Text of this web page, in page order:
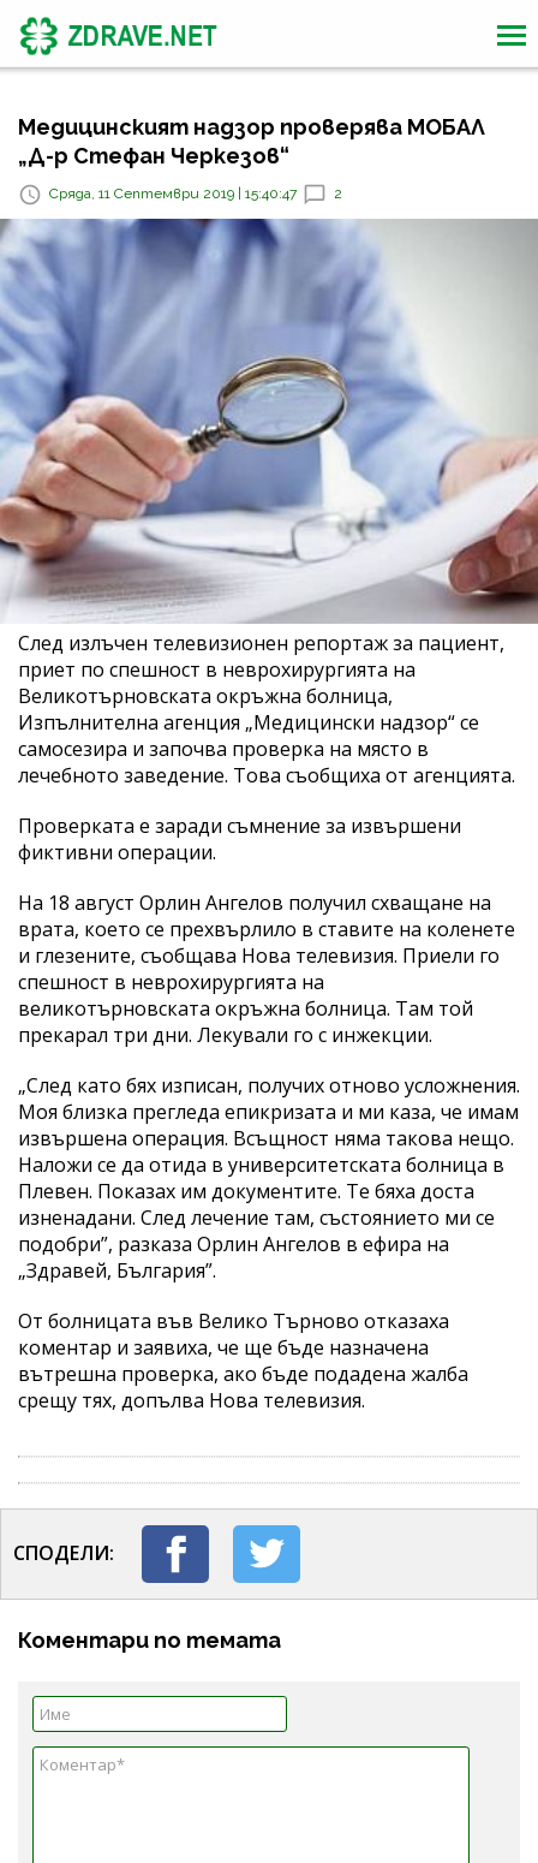
Медицинският надзор проверява МОБАЛ
„Д-р Стефан Черкезов“
Сряда, 11 Септември 2019 | 15:40:47 2
След излъчен телевизионен репортаж за пациент,
приет по спешност в неврохирургията на
Великотърновската окръжна болница,
Изпълнителна агенция „Медицински надзор“ се
самосезира и започва проверка на място в
лечебното заведение. Това съобщиха от агенцията.
Проверката е заради съмнение за извършени
фиктивни операции.
На 18 август Орлин Ангелов получил схващане на
врата, което се прехвърлило в ставите на коленете
и глезените, съобщава Нова телевизия. Приели го
спешност в неврохирургията на
великотърновската окръжна болница. Там той
прекарал три дни. Лекували го с инжекции.
„След като бях изписан, получих отново усложнения.
Моя близка прегледа епикризата и ми каза, че имам
извършена операция. Всъщност няма такова нещо.
Наложи се да отида в университетската болница в
Плевен. Показах им документите. Те бяха доста
изненадани. След лечение там, състоянието ми се
подобри”, разказа Орлин Ангелов в ефира на
„Здравей, България”.
От болницата във Велико Търново отказаха
коментар и заявиха, че ще бъде назначена
вътрешна проверка, ако бъде подадена жалба
срещу тях, допълва Нова телевизия.
СПОДЕЛИ:
Коментари по темата